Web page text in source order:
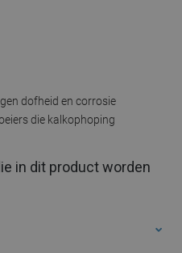
dofheid en corrosie
die kalkophoping
in dit product worden